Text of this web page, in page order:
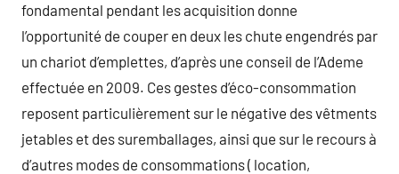
fondamental pendant les acquisition donne
l’opportunité de couper en deux les chute engendrés par
un chariot d’emplettes, d’après une conseil de l’Ademe
effectuée en 2009. Ces gestes d’éco-consommation
reposent particulièrement sur le négative des vêtments
jetables et des suremballages, ainsi que sur le recours à
d’autres modes de consommations ( location,